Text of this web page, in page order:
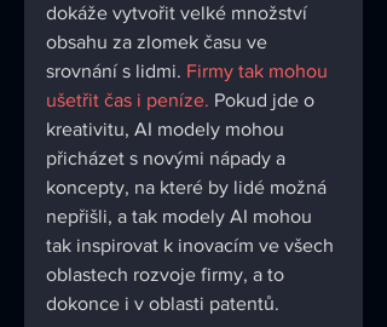
dokáže vytvořit velké množství
obsahu za zlomek času ve
srovnání s lidmi. Firmy tak mohou
ušetřit čas i peníze. Pokud jde o
kreativitu, AI modely mohou
přicházet s novými nápady a
koncepty, na které by lidé možná
nepřišli, a tak modely AI mohou
tak inspirovat k inovacím ve všech
oblastech rozvoje firmy, a to
dokonce i v oblasti patentů.